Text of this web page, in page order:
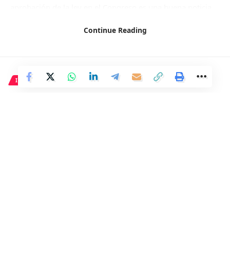
(Se espera más información)
https://www.vozpopuli.com/espana/cataluna/puigdemont-
amnistia-acuerdo-investidura-y-que-el-objetivo-es-la-
Continue Reading
INTERNACIONAL